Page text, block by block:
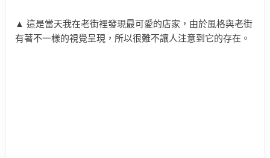
▲ 這是當天我在老街裡發現最可愛的店家，由於風格與老街
有著不一樣的視覺呈現，所以很難不讓人注意到它的存在。